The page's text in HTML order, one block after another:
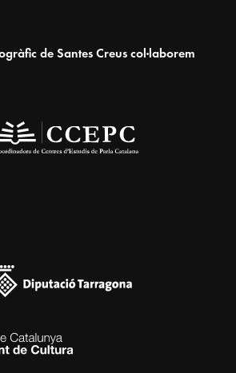
de Santes Creus col·laborem